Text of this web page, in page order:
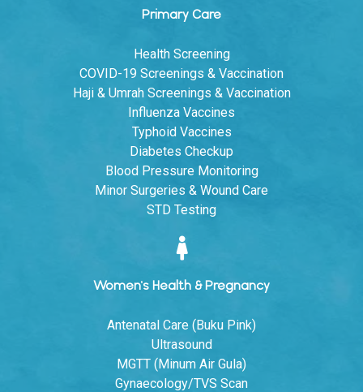
Primary Care
Health Screening
COVID-19 Screenings & Vaccination
Haji & Umrah Screenings & Vaccination
Influenza Vaccines
Typhoid Vaccines
Diabetes Checkup
Blood Pressure Monitoring
Minor Surgeries & Wound Care
STD Testing
Women's Health & Pregnancy
Antenatal Care (Buku Pink)
Ultrasound
MGTT (Minum Air Gula)
Gynaecology/TVS Scan